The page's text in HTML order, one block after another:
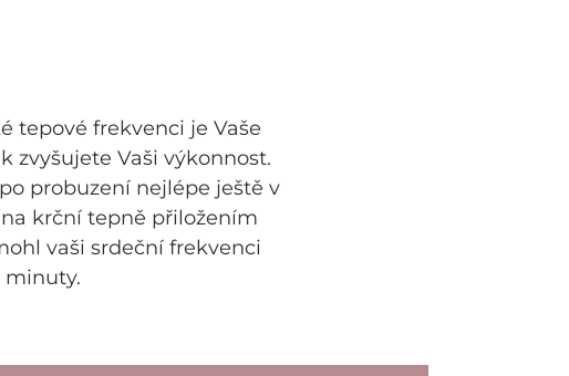
tepové frekvenci je Vaše
zvyšujete Vaši výkonnost.
probuzení nejlépe ještě v
krční tepně přiložením
vaši srdeční frekvenci
minuty.